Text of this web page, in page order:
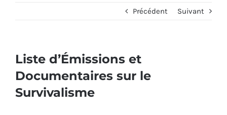
Précédent Suivant
Liste d’Émissions et
Documentaires sur le
Survivalisme